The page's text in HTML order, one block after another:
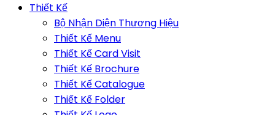
Thiết Kế
Bộ Nhận Diện Thương Hiệu
Thiết Kế Menu
Thiết Kế Card Visit
Thiết Kế Brochure
Thiết Kế Catalogue
Thiết Kế Folder